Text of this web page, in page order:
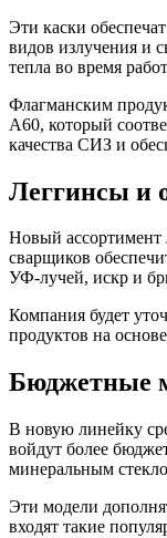
Эти каски
видов излучения и
тепла во время
Флагманским
A60, который
качества СИЗ и
Леггинсы и
Новый
сварщиков
УФ-лучей, искр и
Компания будет
продуктов на
Бюджетные
В новую линейку
войдут более
минеральным
Эти модели
входят такие